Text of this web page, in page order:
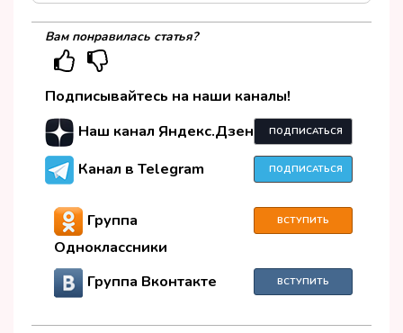
Вам понравилась статья?
Подписывайтесь на наши каналы!
Наш канал Яндекс.Дзен
ПОДПИСАТЬСЯ
Канал в Telegram ПОДПИСАТЬСЯ
Группа
Одноклассники
ВСТУПИТЬ
Группа Вконтакте ВСТУПИТЬ